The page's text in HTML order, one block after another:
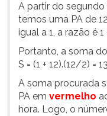
A partir do
temos uma PA de
igual a 1, a razão é
Portanto, a soma
S = (1 + 12).(12/2) =
A soma procurada
PA em vermelho
hora. Logo, o